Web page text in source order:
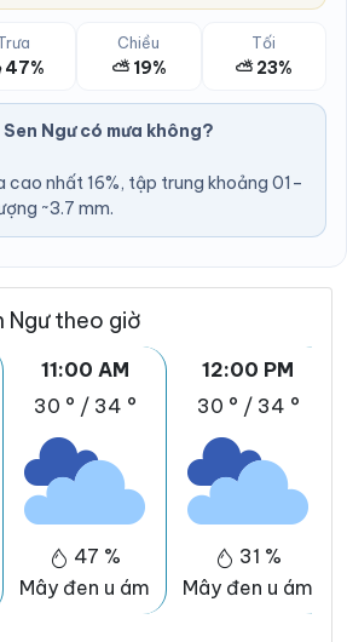
Chiều
⛅ 19%
Tối
⛅ 23%
Sen Ngư có mưa không?
cao nhất 16%, tập trung khoảng 01–
~3.7 mm.
Ngư theo giờ
11:00 AM
30 ° / 34 °
47 %
Mây đen u ám
12:00 PM
30 ° / 34 °
31 %
Mây đen u ám